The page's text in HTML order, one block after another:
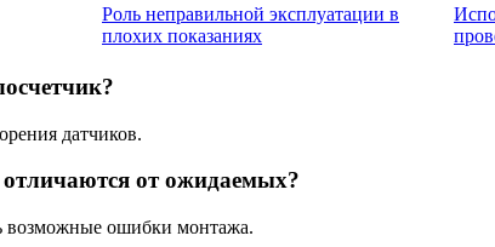
Роль неправильной эксплуатации в
плохих показаниях
датчиков.
отличаются от ожидаемых?
возможные ошибки монтажа.